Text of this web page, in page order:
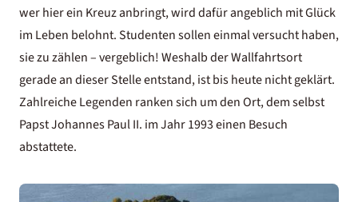
wer hier ein Kreuz anbringt, wird dafür angeblich mit Glück
im Leben belohnt. Studenten sollen einmal versucht haben,
sie zu zählen – vergeblich! Weshalb der Wallfahrtsort
gerade an dieser Stelle entstand, ist bis heute nicht geklärt.
Zahlreiche Legenden ranken sich um den Ort, dem selbst
Papst Johannes Paul II. im Jahr 1993 einen Besuch
abstattete.